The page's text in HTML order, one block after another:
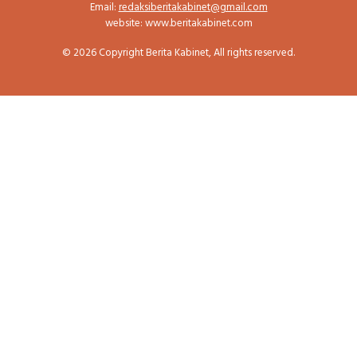
Email:redaksiberitakabinet@gmail.com
website: www.beritakabinet.com
© 2026 Copyright Berita Kabinet, All rights reserved.